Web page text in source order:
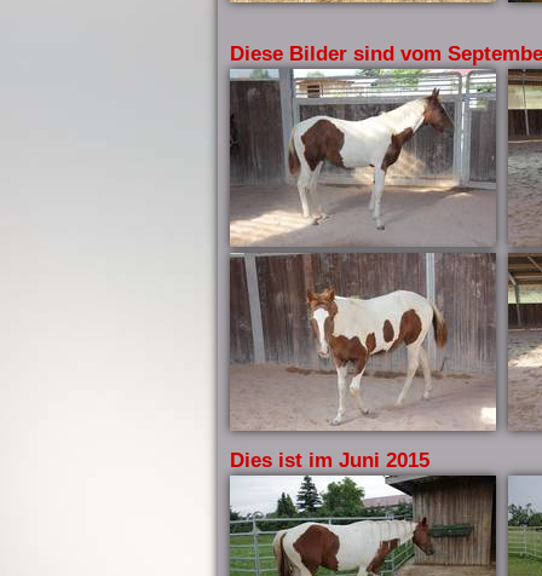
Diese Bilder sind vom
Dies ist im Juni 2015